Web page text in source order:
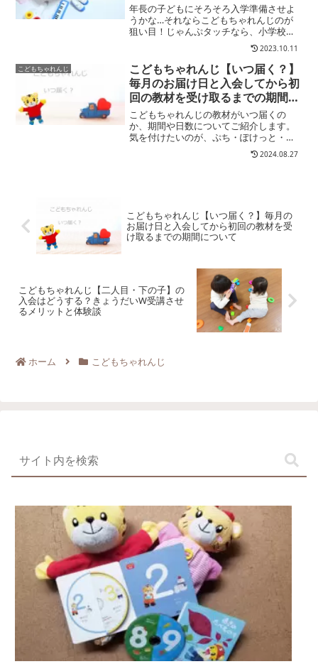
年長の子どもにそろそろ入学準備させよ
うかな…それならこどもちゃれんじのが
狙い目！じゃんぷタッチなら、小学校入
学に向けてタブレットで楽しく学べる
（一人で学べる）無学年式の先取り学習
もできる！今すぐ役立つ教材が届く！タ
ブレット実質０円※ お片付...
2023.10.11
こどもちゃれんじ
こどもちゃれんじ【いつ届く？】
毎月のお届け日と入会してから初
回の教材を受け取るまでの期間に
ついて
こどもちゃれんじの教材がいつ届くの
か、期間や日数についてご紹介します。
気を付けたいのが、ぷち・ぽけっと・ほ
っぷ・すてっぷ・じゃんぷとBabyでは違
いがあります。また毎月の到着日につい
2024.08.27
こどもちゃれんじ【いつ届く？】毎月の
お届け日と入会してから初回の教材を受
け取るまでの期間について
こどもちゃれんじ【二人目・下の子】の
入会はどうする？きょうだいW受講させ
るメリットと体験談
ホーム こどもちゃれんじ